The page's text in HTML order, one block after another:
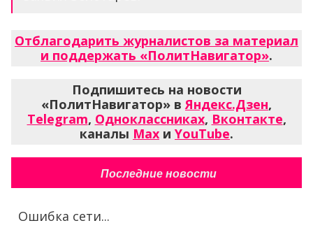
Отблагодарить журналистов за материал
и поддержать «ПолитНавигатор».
Подпишитесь на новости
«ПолитНавигатор» вЯндекс.Дзен,
Telegram, Одноклассниках, Вконтакте,
каналы Max и YouTube.
Последние новости
Ошибка сети...